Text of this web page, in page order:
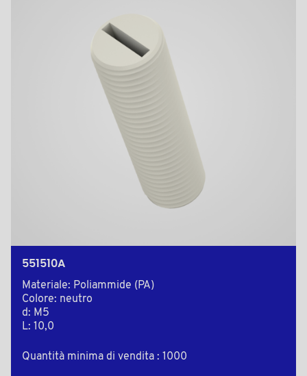
551510A
Materiale: Poliammide (PA)
Colore: neutro
d: M5
L: 10,0
Quantità minima di vendita : 1000